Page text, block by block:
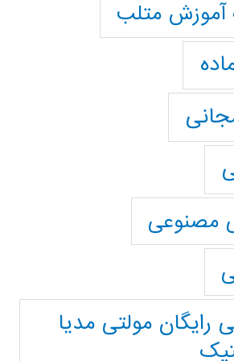
آموزش متلب
مصنوعی
رایگان مولتی مدیا